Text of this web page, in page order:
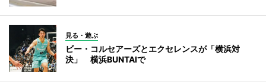
見る・遊ぶ
ビー・コルセアーズとエクセレンスが「横浜対
決」 横浜BUNTAIで